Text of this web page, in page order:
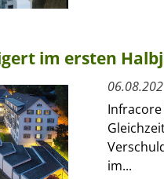
im ersten
im...